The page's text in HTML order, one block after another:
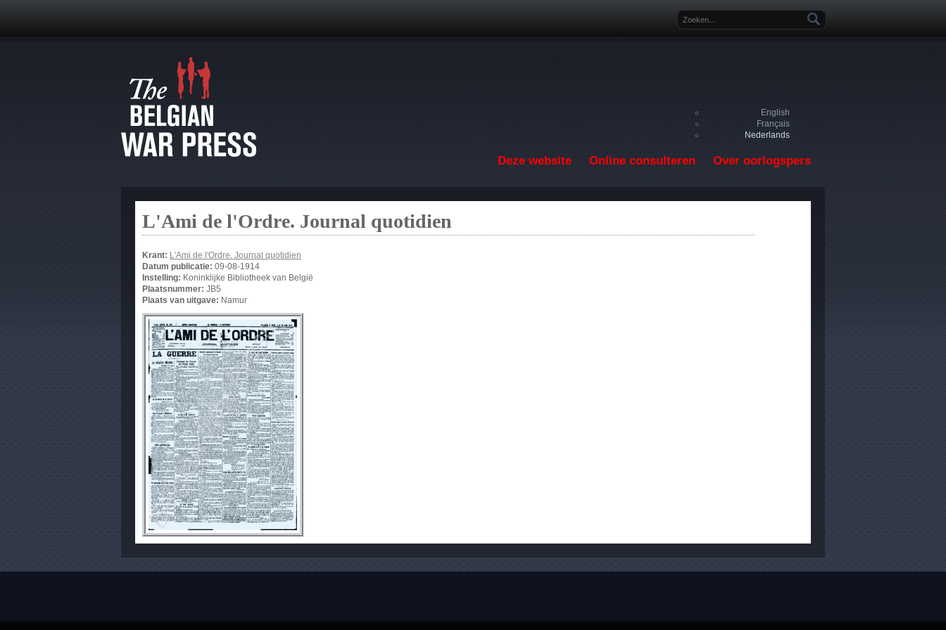
Zoekveld
English
Français
Nederlands
Deze website Online consulteren Over oorlogspers
L'Ami de l'Ordre. Journal quotidien
Krant: L'Ami de l'Ordre. Journal quotidien
Datum publicatie: 09-08-1914
Instelling: Koninklijke Bibliotheek van België
Plaatsnummer: JB5
Plaats van uitgave: Namur